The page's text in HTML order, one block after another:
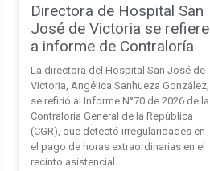
Directora de Hospital San
José de Victoria se refiere
a informe de Contraloría
La directora del Hospital San José de
Victoria, Angélica Sanhueza González,
se refirió al Informe N°70 de 2026 de la
Contraloría General de la República
(CGR), que detectó irregularidades en
el pago de horas extraordinarias en el
recinto asistencial.